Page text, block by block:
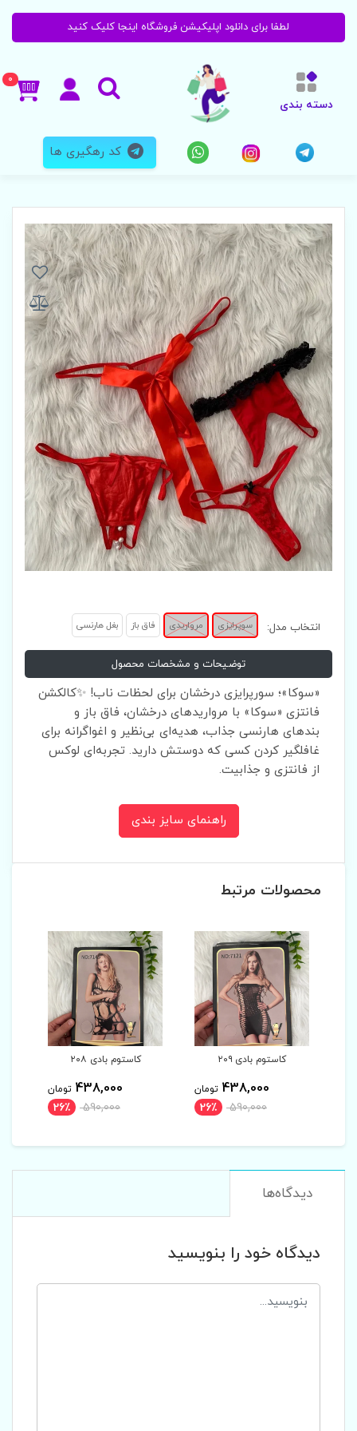
لطفا برای دانلود اپلیکیشن فروشگاه اینجا کلیک کنید
دسته بندی
0
کد رهگیری ها
انتخاب مدل: سوپرایزی مرواریدی فاق باز بغل هارنسی
توضیحات و مشخصات محصول
«سوکا»؛ سورپرایزی درخشان برای لحظات ناب! ✨کالکشن
فانتزی «سوکا» با مرواریدهای درخشان، فاق باز و
بندهای هارنسی جذاب، هدیه‌ای بی‌نظیر و اغواگرانه برای
غافلگیر کردن کسی که دوستش دارید. تجربه‌ای لوکس
از فانتزی و جذابیت.
راهنمای سایز بندی
محصولات مرتبط
کاستوم بادی ۲۰۸
438,000
590,000
کاستوم بادی ۲۰۷
438,000
590,000
دیدگاه‌ها
دیدگاه خود را بنویسید